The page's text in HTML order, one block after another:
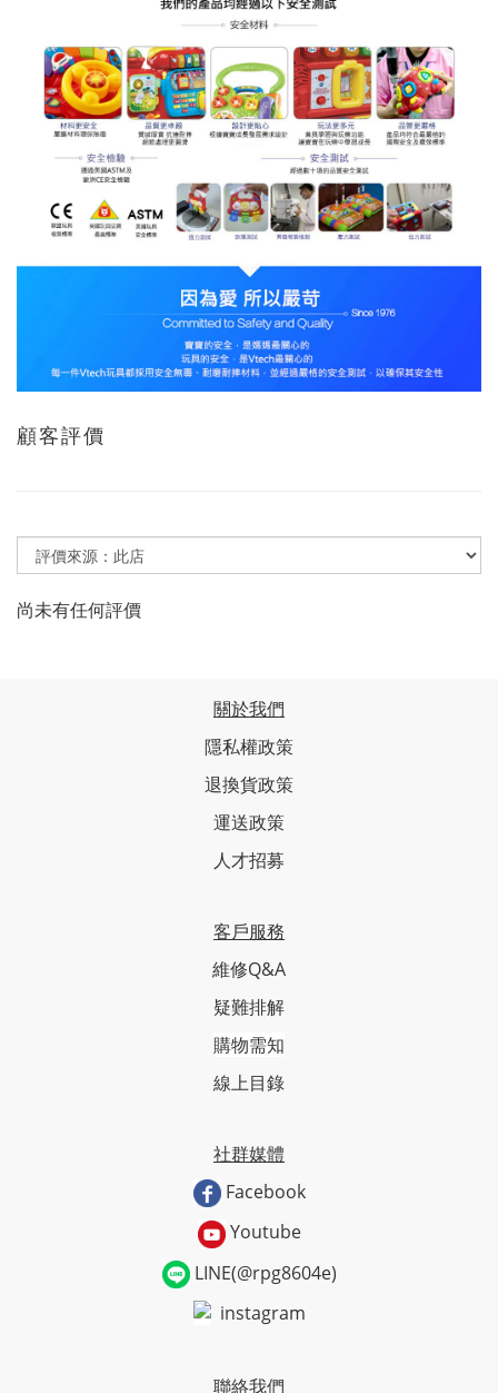
顧客評價
尚未有任何評價
關於我們
隱私權政策
退換貨政策
運送政策
人才招募
客戶服務
維修Q&A
疑難排解
購物需知
線上目錄
社群媒體
Facebook
Youtube
LINE(@rpg8604e)
instagram
聯絡我們